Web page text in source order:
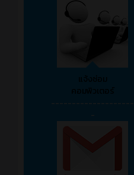
แจ้งซ่อม
คอมพิวเตอร์
--------------------
-